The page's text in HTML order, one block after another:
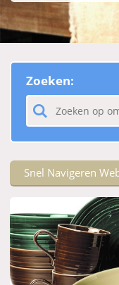
Zoeken:
Snel Navigeren